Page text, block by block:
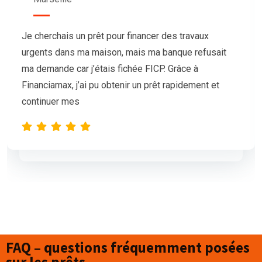
Nous avions besoin de trésorerie pour notre
association afin d’organiser un grand événement,
mais nos demandes de prêt étaient sans succès.
L’équipe de Financiamax a été très professionnelle
et compréhensive, et nous a proposé
FAQ – questions fréquemment posées